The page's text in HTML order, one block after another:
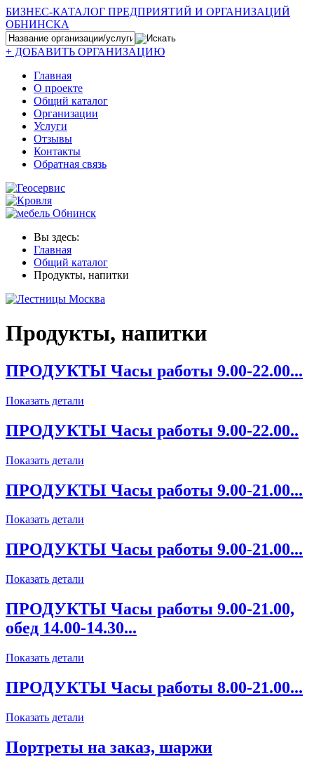
БИЗНЕС-КАТАЛОГ ПРЕДПРИЯТИЙ И ОРГАНИЗАЦИЙ
ОБНИНСКА
+ ДОБАВИТЬ ОРГАНИЗАЦИЮ
Главная
О проекте
Общий каталог
Организации
Услуги
Отзывы
Контакты
Обратная связь
Вы здесь:
Главная
Общий каталог
Продукты, напитки
Продукты, напитки
ПРОДУКТЫ Часы работы 9.00-22.00...
Показать детали
ПРОДУКТЫ Часы работы 9.00-22.00..
Показать детали
ПРОДУКТЫ Часы работы 9.00-21.00...
Показать детали
ПРОДУКТЫ Часы работы 9.00-21.00...
Показать детали
ПРОДУКТЫ Часы работы 9.00-21.00,
обед 14.00-14.30...
Показать детали
ПРОДУКТЫ Часы работы 8.00-21.00...
Показать детали
Портреты на заказ, шаржи